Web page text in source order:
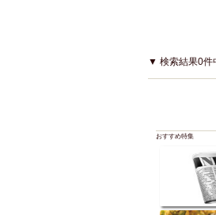
▼ 検索結果0件
おすすめ特集